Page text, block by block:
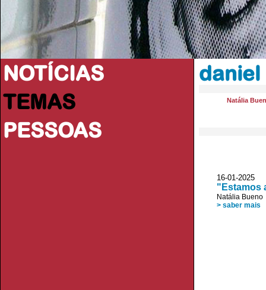
NOTÍCIAS
TEMAS
PESSOAS
daniel
Natália
16-01-
"Estamos
Natália Bueno
> saber mais